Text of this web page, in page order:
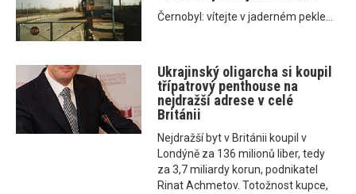
Černobyl: vítejte v jaderném pekle...
Ukrajinský oligarcha si koupil
třípatrový penthouse na
nejdražší adrese v celé
Británii
Nejdražší byt v Británii koupil v
Londýně za 136 milionů liber, tedy
za 3,7 miliardy korun, podnikatel
Rinat Achmetov. Totožnost kupce,